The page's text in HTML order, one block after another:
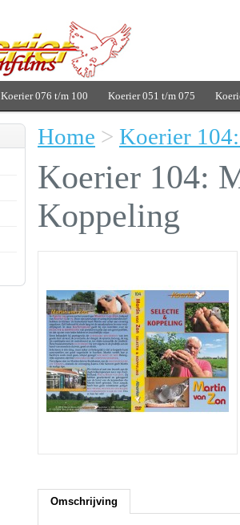
Koerier 076 t/m 100 Koerier 051 t/m 075
Home > Koerier
Koerier 104:
Koppeling
Omschrijving